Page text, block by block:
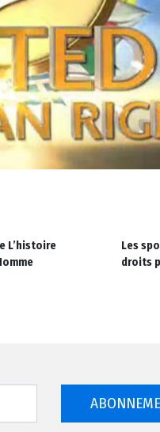
L’histoire
Les
droits